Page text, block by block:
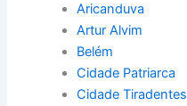
Aricanduva
Artur Alvim
Belém
Cidade Patriarca
Cidade Tiradentes